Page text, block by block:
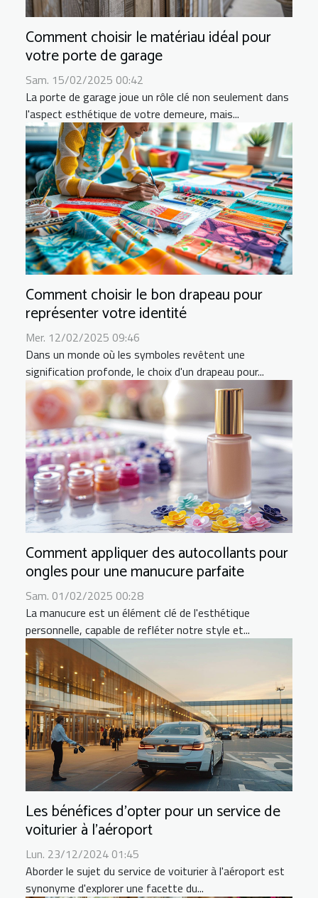
Comment choisir le matériau idéal pour
votre porte de garage
Sam. 15/02/2025 00:42
La porte de garage joue un rôle clé non seulement dans
l'aspect esthétique de votre demeure, mais...
Comment choisir le bon drapeau pour
représenter votre identité
Mer. 12/02/2025 09:46
Dans un monde où les symboles revêtent une
signification profonde, le choix d'un drapeau pour...
Comment appliquer des autocollants pour
ongles pour une manucure parfaite
Sam. 01/02/2025 00:28
La manucure est un élément clé de l'esthétique
personnelle, capable de refléter notre style et...
Les bénéfices d'opter pour un service de
voiturier à l'aéroport
Lun. 23/12/2024 01:45
Aborder le sujet du service de voiturier à l'aéroport est
synonyme d'explorer une facette du...